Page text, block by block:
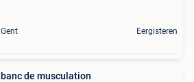
Gent Eergisteren
banc de musculation